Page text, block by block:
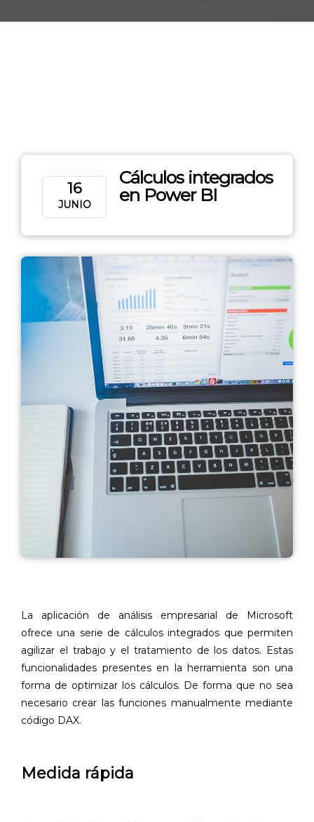
16
JUNIO
Cálculos integrados
en Power BI
La aplicación de análisis empresarial de Microsoft
ofrece una serie de cálculos integrados que permiten
agilizar el trabajo y el tratamiento de los datos. Estas
funcionalidades presentes en la herramienta son una
forma de optimizar los cálculos. De forma que no sea
necesario crear las funciones manualmente mediante
código DAX.
Medida rápida